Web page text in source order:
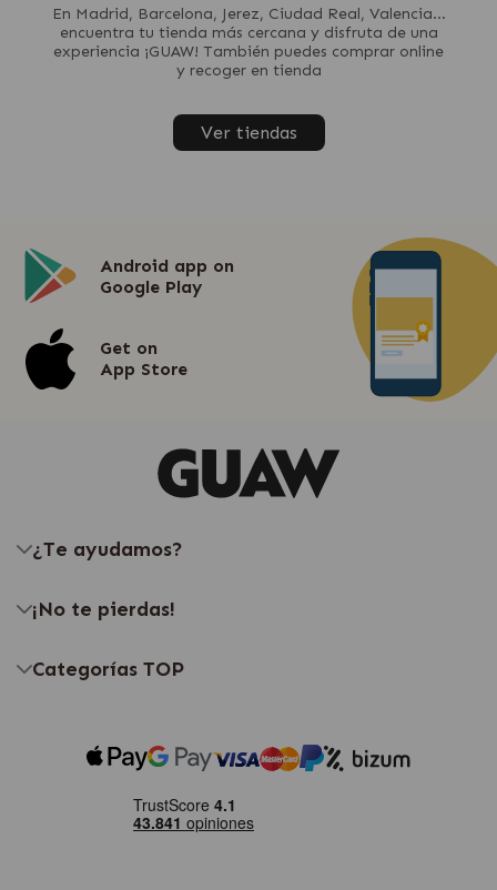
En Madrid, Barcelona, Jerez, Ciudad Real, Valencia...
encuentra tu tienda más cercana y disfruta de una
experiencia ¡GUAW! También puedes comprar online
y recoger en tienda
Ver tiendas
Android app on
Google Play
Get on
App Store
¿Te ayudamos?
¡No te pierdas!
Categorías TOP